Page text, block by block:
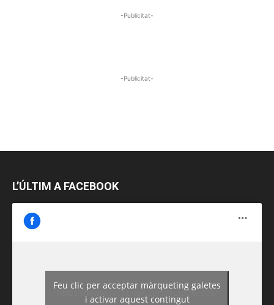
-Publicitat-
-Publicitat-
L’ÚLTIM A FACEBOOK
https://www.facebook.com/guiadereus/
Feu clic per acceptar màrqueting galetes
i activar aquest contingut